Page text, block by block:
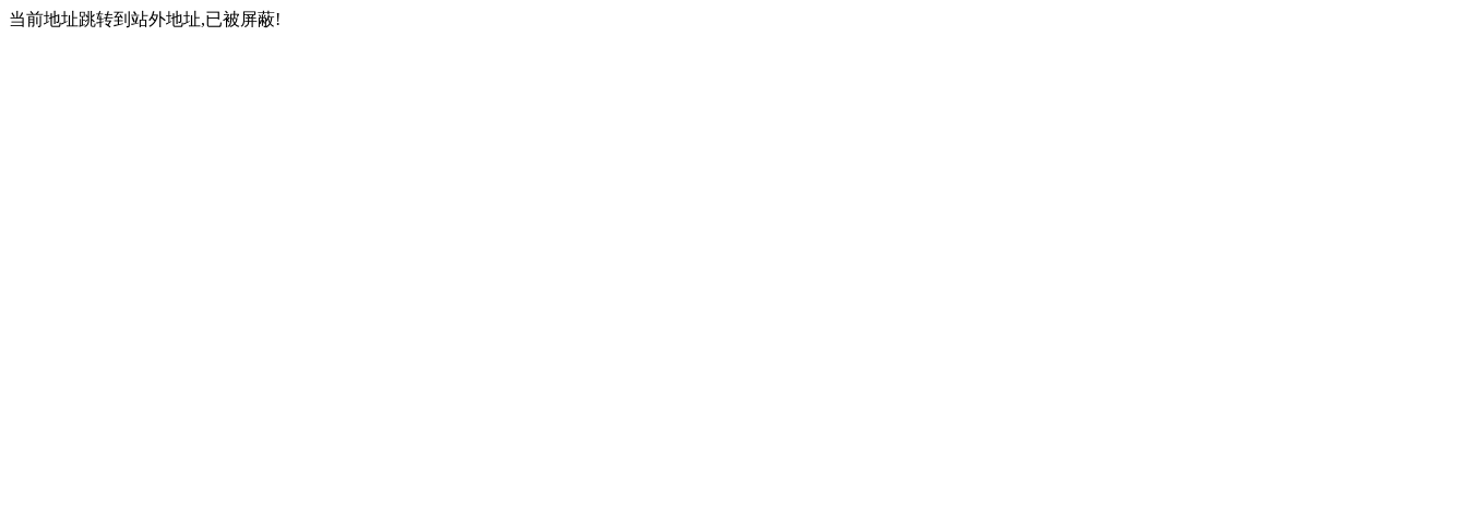
当前地址跳转到站外地址,已被屏蔽!